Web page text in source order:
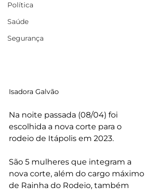
Política
Saúde
Segurança
Isadora Galvão
Na noite passada (08/04) foi
escolhida a nova corte para o
rodeio de Itápolis em 2023.
São 5 mulheres que integram a
nova corte, além do cargo máximo
de Rainha do Rodeio, também